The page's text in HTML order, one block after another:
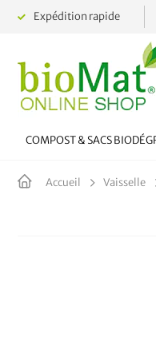
Expédition rapide
COMPOST & SACS
Accueil Vaisselle